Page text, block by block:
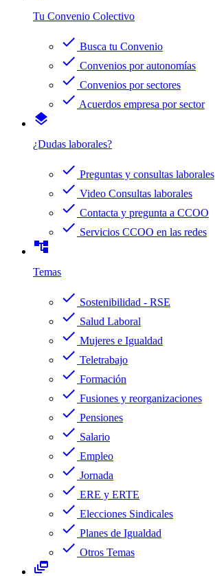
Tu Convenio Colectivo
check Busca tu Convenio
check Convenios por autonomías
check Convenios por sectores
check Acuerdos empresa por sector
layers
¿Dudas laborales?
check Preguntas y consultas laborales
check Video Consultas laborales
check Contacta y pregunta a CCOO
check Servicios CCOO en las redes
account_tree
Temas
check Sostenibilidad - RSE
check Salud Laboral
check Mujeres e Igualdad
check Teletrabajo
check Formación
check Fusiones y reorganizaciones
check Pensiones
check Salario
check Empleo
check Jornada
check ERE y ERTE
check Elecciones Sindicales
check Planes de Igualdad
check Otros Temas
dynamic_feed